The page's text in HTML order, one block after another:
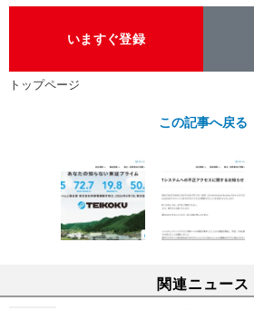
いますぐ登録
トップページ
この記事へ戻る
関連ニュース